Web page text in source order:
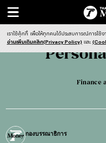
Personal Finance
Finance
กองบรรณาธิการ
- ก + ก
เราใช้คุ้กกี้ เพื่อให้ทุกคนได้ประสบการณ์การใช้
อ่านเพิ่มเติมคลิก(Privacy Policy) และ